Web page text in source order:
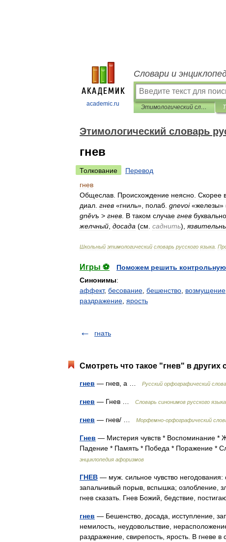
academic.ru
Словари и
Этимологический словарь русского языка
Этимологический словарь
гнев
Толкование
Перевод
гнев
Общеслав Происхождение неясно Скорее
диал гнев «гниль», полаб gnevoi«железы»
gněvъ > гнев В таком случае гнев буквально
желчный досада (см саднить),
Школьный этимологический словарь русского языка
Игры ⚽
Поможем решить
Синонимы:
аффект, бесование бешенство возмущение
раздражение ярость
гнать
Смотреть что такое "гнев" в других
гнев — гнев, а … Русский орфографический
гнев — Гнев … Словарь синонимов русского языка
гнев — гнев/ … Морфемно-орфографический
Гнев — Мистерия чувств * Воспоминание *
Падение * Память * Победа * Поражение *
энциклопедия афоризмов
ГНЕВ — муж. сильное чувство негодования:
запальчивый порыв, вспышка; озлобление,
гнев сказать. Гнев Божий, бедствие,
гнев — Бешенство, досада, исступление,
немилость, неудовольствие,
раздражение, свирепость, ярость. В гневе